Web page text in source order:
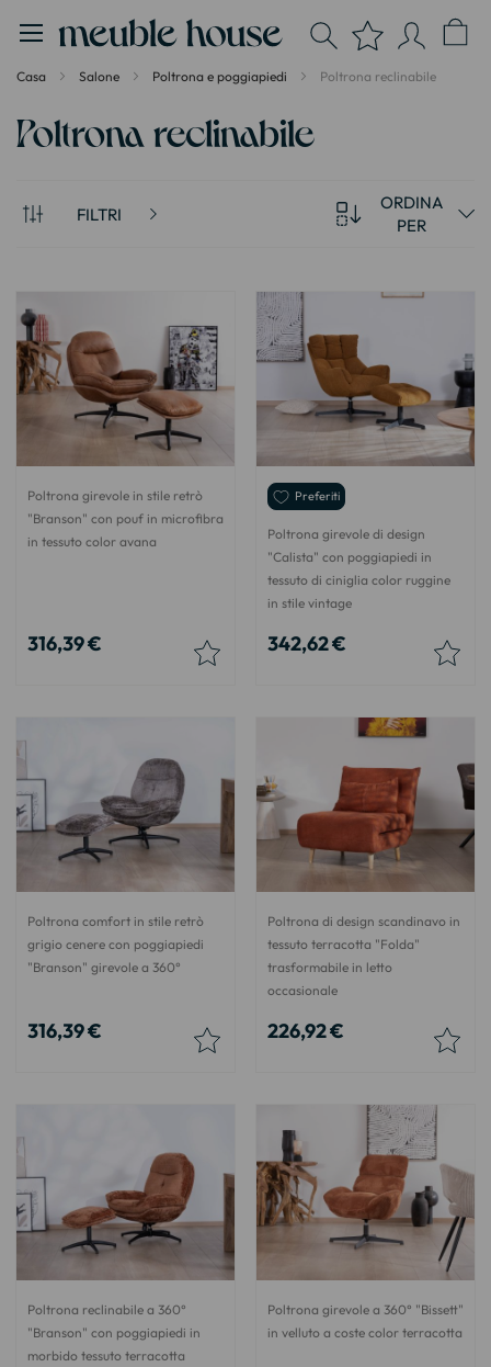
Casa Salone Poltrona e poggiapiedi Poltrona reclinabile
Poltrona reclinabile
FILTRI
ORDINA
PER
Poltrona girevole in stile retrò
"Branson" con pouf in microfibra
in tessuto color avana
316,39 €
Preferiti
Poltrona girevole di design
"Calista" con poggiapiedi in
tessuto di ciniglia color ruggine
in stile vintage
342,62 €
Poltrona comfort in stile retrò
grigio cenere con poggiapiedi
"Branson" girevole a 360°
316,39 €
Poltrona di design scandinavo in
tessuto terracotta "Folda"
trasformabile in letto
occasionale
226,92 €
Poltrona reclinabile a 360°
"Branson" con poggiapiedi in
morbido tessuto terracotta
Poltrona girevole a 360° "Bissett"
in velluto a coste color terracotta